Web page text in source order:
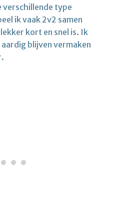
verschillende type
ik vaak 2v2 samen
kort en snel is. Ik
aardig blijven vermaken